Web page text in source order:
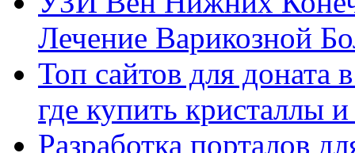
Лечение Варикозной
Топ сайтов для
где купить кристаллы
Разработка порталов